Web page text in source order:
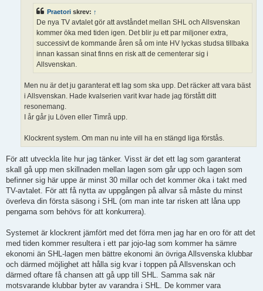
Praetori skrev: ↑
De nya TV avtalet gör att avståndet mellan SHL och Allsvenskan
kommer öka med tiden igen. Det blir ju ett par miljoner extra,
successivt de kommande åren så om inte HV lyckas studsa tillbaka
innan kassan sinat finns en risk att de cementerar sig i
Allsvenskan.
Men nu är det ju garanterat ett lag som ska upp. Det räcker att vara bäst
i Allsvenskan. Hade kvalserien varit kvar hade jag förstått ditt
resonemang.
I år går ju Löven eller Timrå upp.
Klockrent system. Om man nu inte vill ha en stängd liga förstås.
För att utveckla lite hur jag tänker. Visst är det ett lag som garanterat
skall gå upp men skillnaden mellan lagen som går upp och lagen som
befinner sig här uppe är minst 30 millar och det kommer öka i takt med
TV-avtalet. För att få nytta av uppgången på allvar så måste du minst
överleva din första säsong i SHL (om man inte tar risken att låna upp
pengarna som behövs för att konkurrera).
Systemet är klockrent jämfört med det förra men jag har en oro för att det
med tiden kommer resultera i ett par jojo-lag som kommer ha sämre
ekonomi än SHL-lagen men bättre ekonomi än övriga Allsvenska klubbar
och därmed möjlighet att hålla sig kvar i toppen på Allsvenskan och
därmed oftare få chansen att gå upp till SHL. Samma sak när
motsvarande klubbar byter av varandra i SHL. De kommer vara